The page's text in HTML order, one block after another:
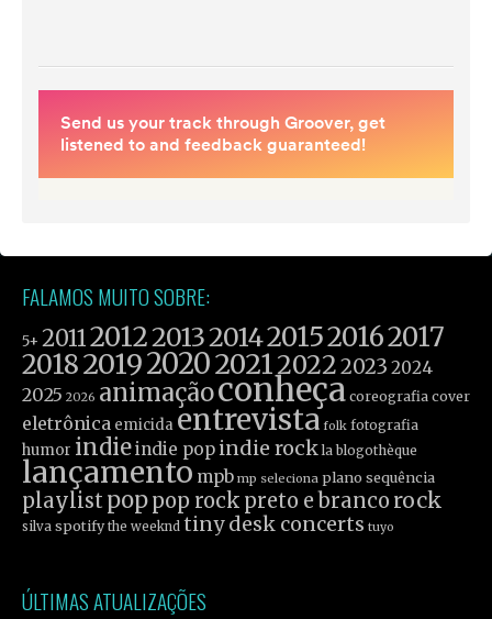
FALAMOS MUITO SOBRE:
5+ 2011201220132014201520162017
201820192020202120222023 2024
2025 2026 animaçãoconheça coreografia cover
eletrônica emicida entrevista folk fotografia
humor indieindie pop indie rock la blogothèque
lançamento mpb mp seleciona plano sequência
playlist poppop rock preto e branco rock
silva spotify the weeknd tiny desk concerts tuyo
ÚLTIMAS ATUALIZAÇÕES